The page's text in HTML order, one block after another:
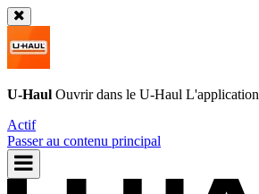
U-Haul Ouvrir dans le U-Haul L'application
Actif
Passer au contenu principal